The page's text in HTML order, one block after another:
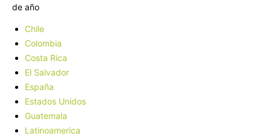
de año
Chile
Colombia
Costa Rica
El Salvador
España
Estados Unidos
Guatemala
Latinoamerica